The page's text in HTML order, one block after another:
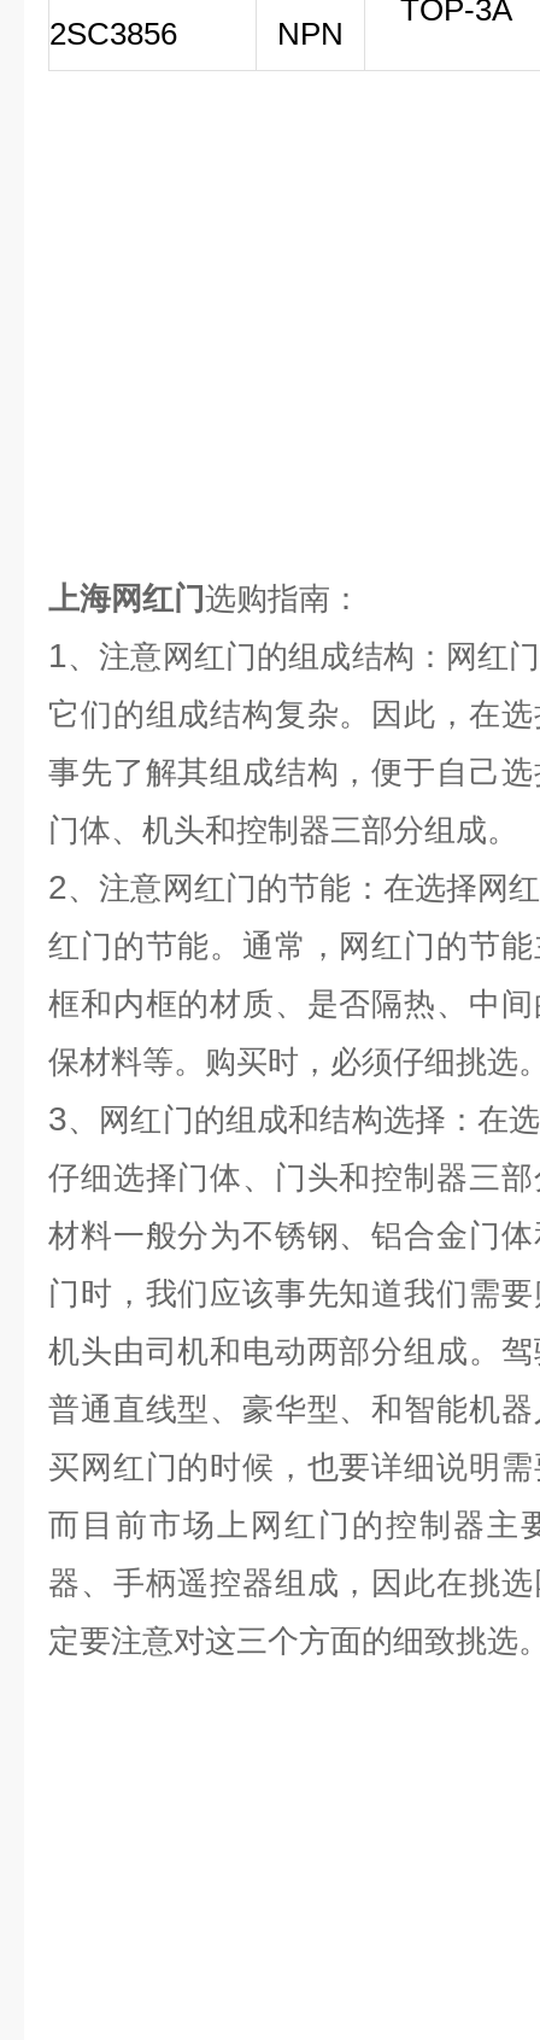
2SC3856
NPN
TOP-3A
上海网红门选购指南：
1、注意网红门的组成结构：网红
它们的组成结构复杂。因此，在
事先了解其组成结构，便于自己
门体、机头和控制器三部分组成。
2、注意网红门的节能：在选择网
红门的节能。通常，网红门的节
框和内框的材质、是否隔热、中
保材料等。购买时，必须仔细挑选
3、网红门的组成和结构选择：在
仔细选择门体、门头和控制器三
材料一般分为不锈钢、铝合金门
门时，我们应该事先知道我们需
机头由司机和电动两部分组成。
普通直线型、豪华型、和智能机
买网红门的时候，也要详细说明
而目前市场上网红门的控制器主
器、手柄遥控器组成，因此在挑
定要注意对这三个方面的细致挑选